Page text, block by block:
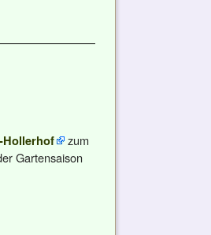
Hollerhof
zum
Gartensaison